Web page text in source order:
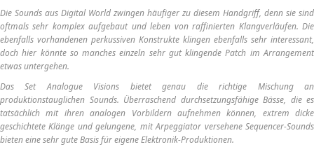
Die Sounds aus Digital World zwingen häufiger zu diesem Handgriff, denn sie sind
oftmals sehr komplex aufgebaut und leben von raffinierten Klangverläufen. Die
ebenfalls vorhandenen perkussiven Konstrukte klingen ebenfalls sehr interessant,
doch hier könnte so manches einzeln sehr gut klingende Patch im Arrangement
etwas untergehen.
Das Set Analogue Visions bietet genau die richtige Mischung an
produktionstauglichen Sounds. Überraschend durchsetzungsfähige Bässe, die es
tatsächlich mit ihren analogen Vorbildern aufnehmen können, extrem dicke
geschichtete Klänge und gelungene, mit Arpeggiator versehene Sequencer-Sounds
bieten eine sehr gute Basis für eigene Elektronik-Produktionen.